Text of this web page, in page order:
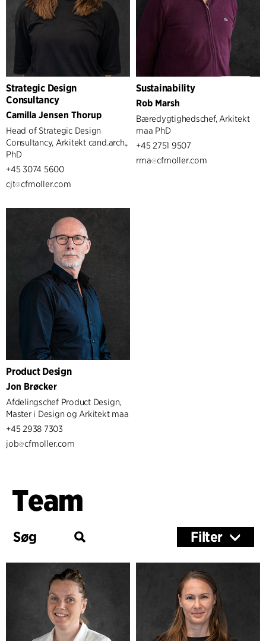
Strategic Design
Consultancy
Camilla Jensen Thorup
Head of Strategic Design
Consultancy, Arkitekt cand.arch.,
PhD
+45 3074 5600
cjt
cfmoller.com
Sustainability
Rob Marsh
Bæredygtighedschef, Arkitekt
maa PhD
+45 2751 9507
rma
cfmoller.com
Product Design
Jon Brøcker
Afdelingschef Product Design,
Master i Design og Arkitekt maa
+45 2938 7303
job
cfmoller.com
Team
Filter
Services
Architecture & Interior Design
Landscape & Urbanism
Product Design
Client Consultancy
Workplace Design
Sustainability